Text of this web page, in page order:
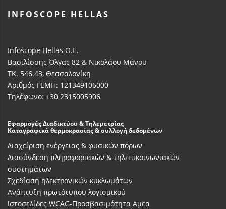
INFOSCOPE HELLAS
Infoscope Hellas Ο.Ε.
Βασιλίσσης Όλγας 82 & Νικολάου Μάνου
ΤΚ. 546.43, Θεσσαλονίκη
Αριθμός ΓΕΜΗ: 121349106000
Τηλέφωνο: +30 2315005906
Εφαρμογές Διαδικτύου & Τηλεμετρίας
Καταγραφικά θερμοκρασίας & συλλογή δεδομένων
Διαχείριση ενέργειας & φυσικών πόρων
Διασύνδεση πληροφοριακών & τηλεπικοινωνιακών
συστημάτων
Σχεδίαση ηλεκτρονικών κυκλωμάτων
Ανάπτυξη πρωτότυπου λογισμικού
Ιστοσελίδες WCAG-Προσβασιμότητα Αμεα